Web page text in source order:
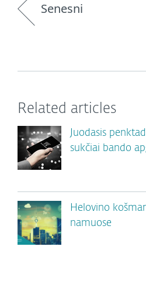
Senesni
Related articles
Juodasis
sukčiai bando
Helovino
namuose